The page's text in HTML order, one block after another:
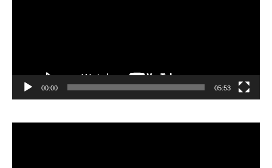
00:00 05:53